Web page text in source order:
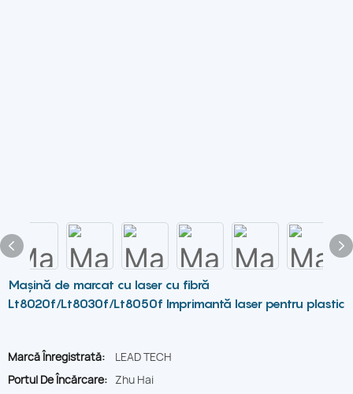
Mașină de marcat cu laser cu fibră
Lt8020f/Lt8030f/Lt8050f Imprimantă laser pentru plastic
Marcă Înregistrată:
LEAD TECH
Portul De Încărcare: Zhu Hai